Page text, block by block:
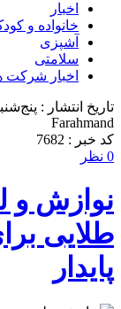
اخبار
خانواده و
آشپزی
سلامتی
اخبار شرکت
تاریخ انتشار : پنج‌شنبه 6 مارس 2025 -
Farahmand
کد خبر : 7682
0 نظر
نوازش و
طلایی
پایدار